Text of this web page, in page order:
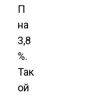
П
на
3,8
%.
Так
ой